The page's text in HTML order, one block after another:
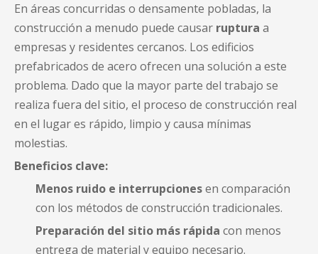
En áreas concurridas o densamente pobladas, la
construcción a menudo puede causar ruptura a
empresas y residentes cercanos. Los edificios
prefabricados de acero ofrecen una solución a este
problema. Dado que la mayor parte del trabajo se
realiza fuera del sitio, el proceso de construcción real
en el lugar es rápido, limpio y causa mínimas
molestias.
Beneficios clave:
Menos ruido e interrupcionesen comparación
con los métodos de construcción tradicionales.
Preparación del sitio más rápida con menos
entrega de material y equipo necesario.